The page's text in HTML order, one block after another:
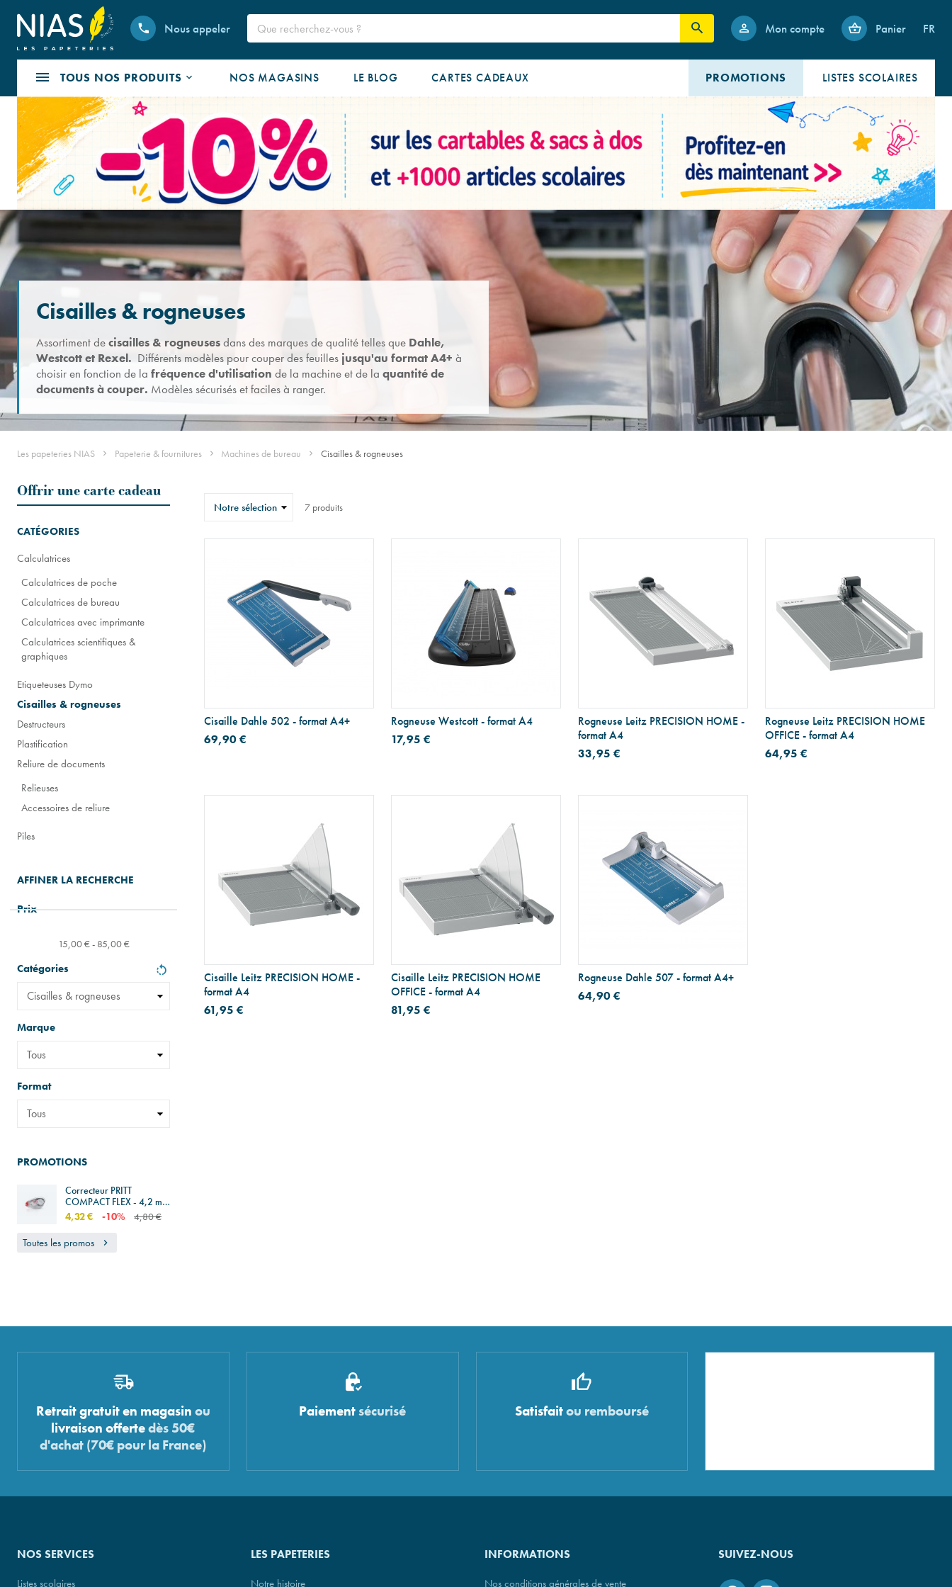
Nous appeler Mon compte Panier FR
TOUS NOS PRODUITS NOS MAGASINS LISTES SCOLAIRES
LE BLOG CARTES CADEAUX PROMOTIONS
Cisailles & rogneuses
Assortiment decisailles & rogneusesdans des marques de qualité telles que Dahle,
Westcott et Rexel. Différents modèles pour couper des feuilles jusqu'au format A4+ à
choisir en fonction de la fréquence d'utilisation de la machine et de la quantité de
documents à couper. Modèles sécurisés etfaciles à ranger.
Les papeteries NIAS Papeterie & fournitures Machines de bureau Cisailles & rogneuses
Offrir une carte cadeau
CATÉGORIES
Calculatrices
Calculatrices de poche
Calculatrices de bureau
Calculatrices avec imprimante
Calculatrices scientifiques &
graphiques
Etiqueteuses Dymo
Cisailles & rogneuses
Destructeurs
Plastification
Reliure de documents
Relieuses
Accessoires de reliure
Piles
AFFINER LA RECHERCHE
Prix
15,00 € - 85,00 €
Catégories
Marque
Format
PROMOTIONS
Correcteur PRITT
COMPACT FLEX - 4,2 mm
x 10 m
4,32 € -10% 4,80 €
Toutes les promos
Trier 7 produits
Cisaille Dahle 502 - format A4+
69,90 €
Rogneuse Westcott - format A4
17,95 €
Rogneuse Leitz PRECISION HOME -
format A4
33,95 €
Rogneuse Leitz PRECISION HOME
OFFICE - format A4
64,95 €
Cisaille Leitz PRECISION HOME -
format A4
61,95 €
Cisaille Leitz PRECISION HOME
OFFICE - format A4
81,95 €
Rogneuse Dahle 507 - format A4+
64,90 €
Retrait gratuit en magasin ou
livraison offertedès 50€
d'achat (70€ pour la France)
Paiementsécurisé Satisfaitou remboursé
NOS SERVICES
Listes scolaires
LES PAPETERIES
Notre histoire
INFORMATIONS
Nos conditions générales de vente
SUIVEZ-NOUS